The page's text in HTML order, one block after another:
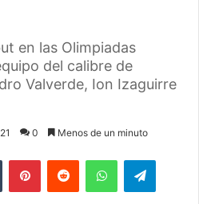
en las Olimpiadas
del calibre de
Valverde, Ion Izaguirre
0 Menos de un minuto